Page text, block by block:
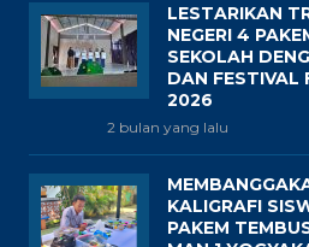
LESTARIKAN
NEGERI 4
SEKOLAH
DAN FESTIVAL
2026
2 bulan yang lalu
KALIGRAFI
PAKEM